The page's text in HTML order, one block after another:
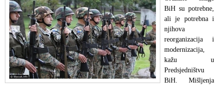
BiH su potrebne,
ali je potrebna i
njihova
reorganizacija i
modernizacija,
kažu u
Predsjedništvu
BiH. Mišljenja